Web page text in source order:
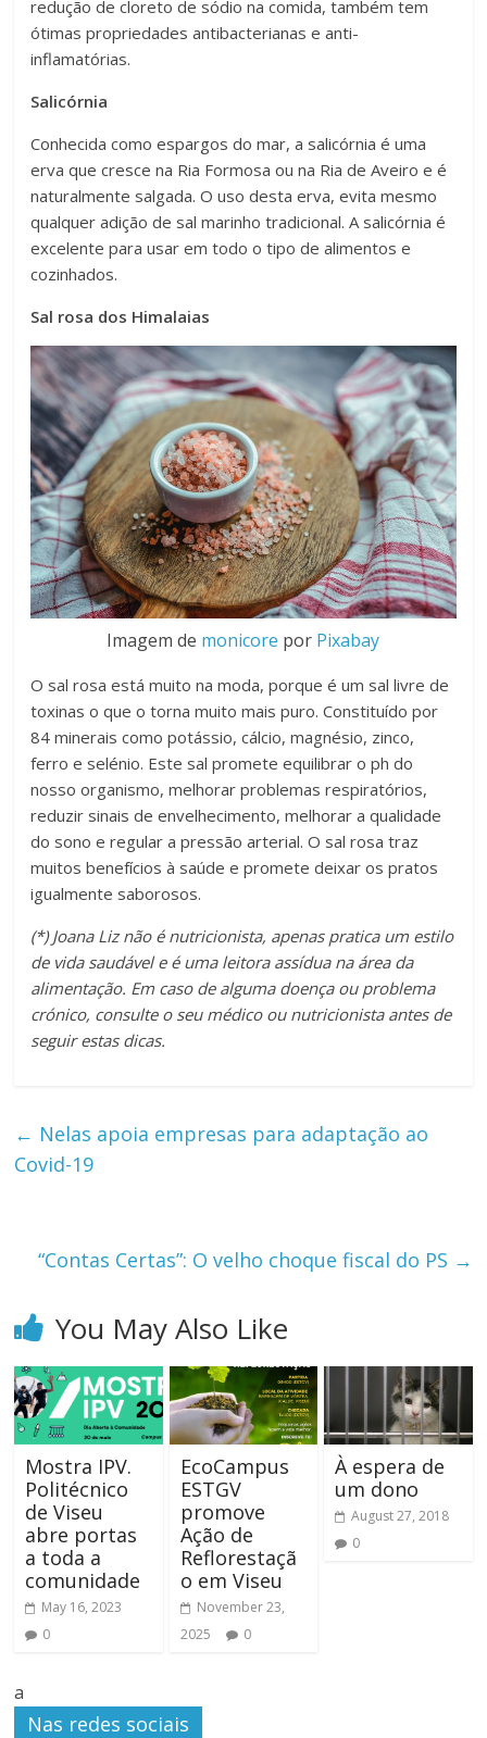
redução de cloreto de sódio na comida, também tem
ótimas propriedades antibacterianas e anti-
inflamatórias.
Salicórnia
Conhecida como espargos do mar, a salicórnia é uma
erva que cresce na Ria Formosa ou na Ria de Aveiro e é
naturalmente salgada. O uso desta erva, evita mesmo
qualquer adição de sal marinho tradicional. A salicórnia é
excelente para usar em todo o tipo de alimentos e
cozinhados.
Sal rosa dos Himalaias
Imagem de monicore por Pixabay
O sal rosa está muito na moda, porque é um sal livre de
toxinas o que o torna muito mais puro. Constituído por
84 minerais como potássio, cálcio, magnésio, zinco,
ferro e selénio. Este sal promete equilibrar o ph do
nosso organismo, melhorar problemas respiratórios,
reduzir sinais de envelhecimento, melhorar a qualidade
do sono e regular a pressão arterial. O sal rosa traz
muitos benefícios à saúde e promete deixar os pratos
igualmente saborosos.
(*) Joana Liz não é nutricionista, apenas pratica um estilo
de vida saudável e é uma leitora assídua na área da
alimentação. Em caso de alguma doença ou problema
crónico, consulte o seu médico ou nutricionista antes de
seguir estas dicas.
← Nelas apoia empresas para adaptação ao
Covid-19
“Contas Certas”: O velho choque fiscal do PS →
You May Also Like
Mostra IPV.
Politécnico
de Viseu
abre portas
a toda a
comunidade
May 16, 2023
0
EcoCampus
ESTGV
promove
Ação de
Reflorestaçã
o em Viseu
November 23,
2025
0
À espera de
um dono
August 27, 2018
0
a
Nas redes sociais